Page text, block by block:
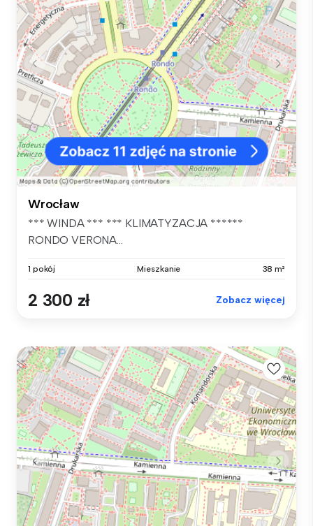
Wrocław
*** WINDA *** *** KLIMATYZACJA ******
RONDO VERONA...
1 pokój Mieszkanie 38 m²
2 300 zł Zobacz więcej